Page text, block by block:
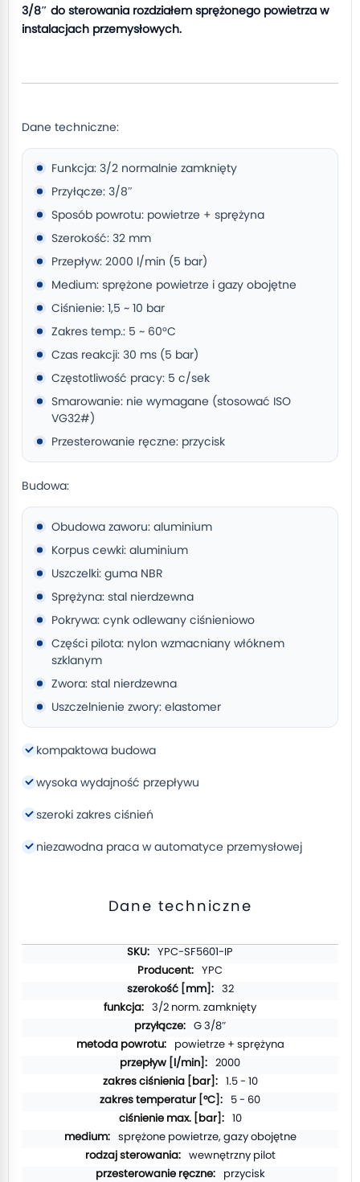
3/8″ do sterowania rozdziałem sprężonego powietrza w
instalacjach przemysłowych.
Dane techniczne:
Funkcja: 3/2 normalnie zamknięty
Przyłącze: 3/8″
Sposób powrotu: powietrze + sprężyna
Szerokość: 32 mm
Przepływ: 2000 l/min (5 bar)
Medium: sprężone powietrze i gazy obojętne
Ciśnienie: 1,5 ~ 10 bar
Zakres temp.: 5 ~ 60°C
Czas reakcji: 30 ms (5 bar)
Częstotliwość pracy: 5 c/sek
Smarowanie: nie wymagane (stosować ISO
VG32#)
Przesterowanie ręczne: przycisk
Budowa:
Obudowa zaworu: aluminium
Korpus cewki: aluminium
Uszczelki: guma NBR
Sprężyna: stal nierdzewna
Pokrywa: cynk odlewany ciśnieniowo
Części pilota: nylon wzmacniany włóknem
szklanym
Zwora: stal nierdzewna
Uszczelnienie zwory: elastomer
kompaktowa budowa
wysoka wydajność przepływu
szeroki zakres ciśnień
niezawodna praca w automatyce przemysłowej
Dane techniczne
YPC-SF5601-IP
YPC
32
3/2 norm. zamknięty
G 3/8″
powietrze + sprężyna
2000
1.5 - 10
5 - 60
10
sprężone powietrze, gazy obojętne
wewnętrzny pilot
przycisk